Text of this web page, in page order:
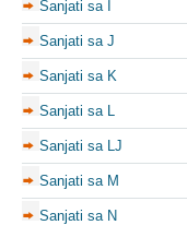
Sanjati sa I
Sanjati sa J
Sanjati sa K
Sanjati sa L
Sanjati sa LJ
Sanjati sa M
Sanjati sa N